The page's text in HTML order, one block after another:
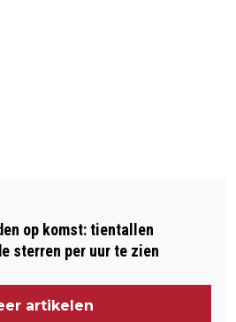
TER VIERING VAN
AMSTERDAM:
A10
UITBREIDING
IN
MAART
op komst: tientallen
sterren per uur te zien
artikelen